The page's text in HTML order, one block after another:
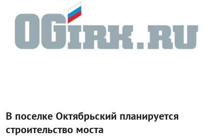
В поселке Октябрьский планируется
строительство моста